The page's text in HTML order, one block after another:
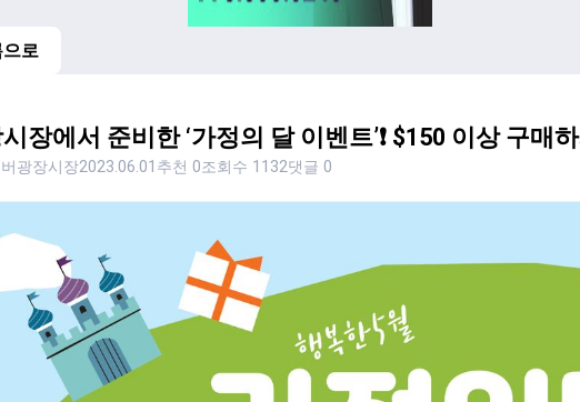
으로
장에서 준비한 ‘가정의 달 이벤트’❗️ $150 이상 구매
광장시장2023.06.01 추천 0조회수 1132댓글 0